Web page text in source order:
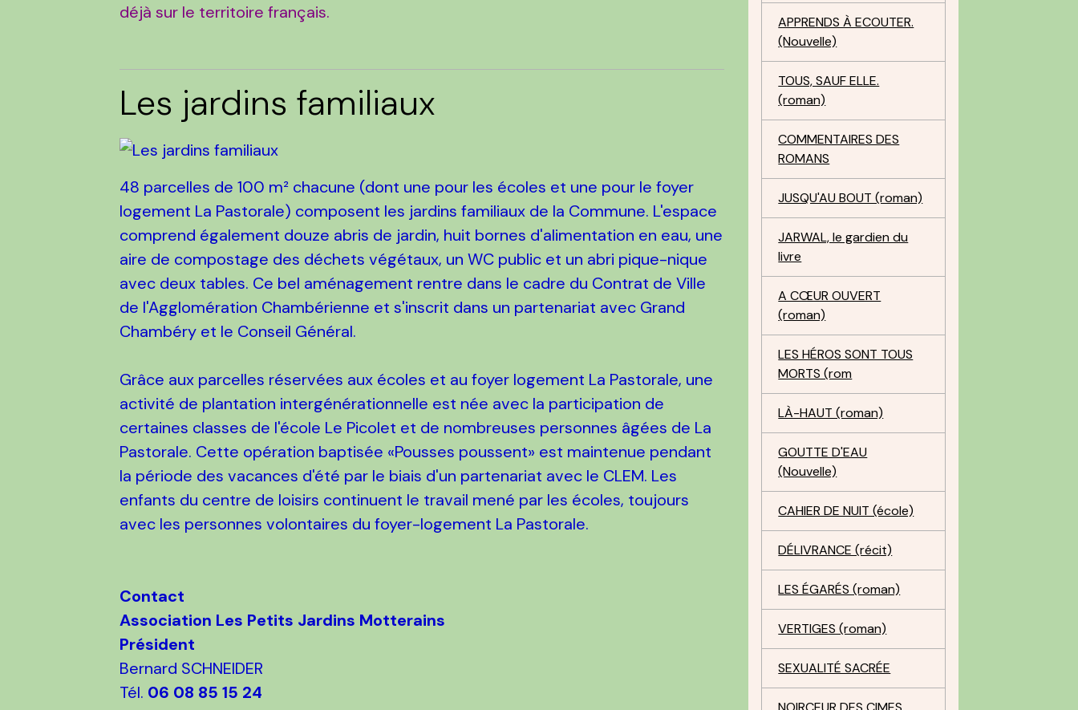
déjà sur le territoire français.
Les jardins familiaux
48 parcelles de 100 m² chacune (dont une pour les écoles et une pour le foyer
logement La Pastorale) composent les jardins familiaux de la Commune. L'espace
comprend également douze abris de jardin, huit bornes d'alimentation en eau, une
aire de compostage des déchets végétaux, un WC public et un abri pique-nique
avec deux tables. Ce bel aménagement rentre dans le cadre du Contrat de Ville
de l'Agglomération Chambérienne et s'inscrit dans un partenariat avec Grand
Chambéry et le Conseil Général.
Grâce aux parcelles réservées aux écoles et au foyer logement La Pastorale, une
activité de plantation intergénérationnelle est née avec la participation de
certaines classes de l'école Le Picolet et de nombreuses personnes âgées de La
Pastorale. Cette opération baptisée «Pousses poussent» est maintenue pendant
la période des vacances d'été par le biais d'un partenariat avec le CLEM. Les
enfants du centre de loisirs continuent le travail mené par les écoles, toujours
avec les personnes volontaires du foyer-logement La Pastorale.
Contact
Association Les Petits Jardins Motterains
Président
Bernard SCHNEIDER
Tél. 06 08 85 15 24
APPRENDS À ECOUTER.
(Nouvelle)
TOUS, SAUF ELLE.
(roman)
COMMENTAIRES DES
ROMANS
JUSQU'AU BOUT (roman)
JARWAL, le gardien du
livre
A CŒUR OUVERT
(roman)
LES HÉROS SONT TOUS
MORTS (rom
LÀ-HAUT (roman)
GOUTTE D'EAU
(Nouvelle)
CAHIER DE NUIT (école)
DÉLIVRANCE (récit)
LES ÉGARÉS (roman)
VERTIGES (roman)
SEXUALITÉ SACRÉE